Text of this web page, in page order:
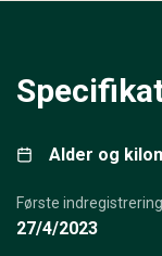
Alder og
Første indregistrering
27/4/2023